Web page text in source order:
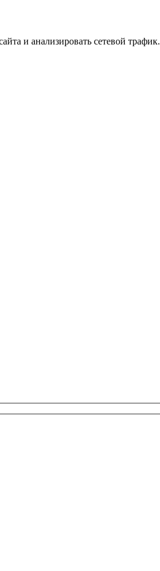
и анализировать сетевой трафик.